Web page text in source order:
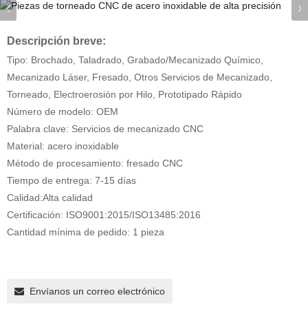
Descripción breve:
Tipo: Brochado, Taladrado, Grabado/Mecanizado Químico,
Mecanizado Láser, Fresado, Otros Servicios de Mecanizado,
Torneado, Electroerosión por Hilo, Prototipado Rápido
Número de modelo: OEM
Palabra clave: Servicios de mecanizado CNC
Material: acero inoxidable
Método de procesamiento: fresado CNC
Tiempo de entrega: 7-15 días
Calidad:Alta calidad
Certificación: ISO9001:2015/ISO13485:2016
Cantidad mínima de pedido: 1 pieza
Envíanos un correo electrónico